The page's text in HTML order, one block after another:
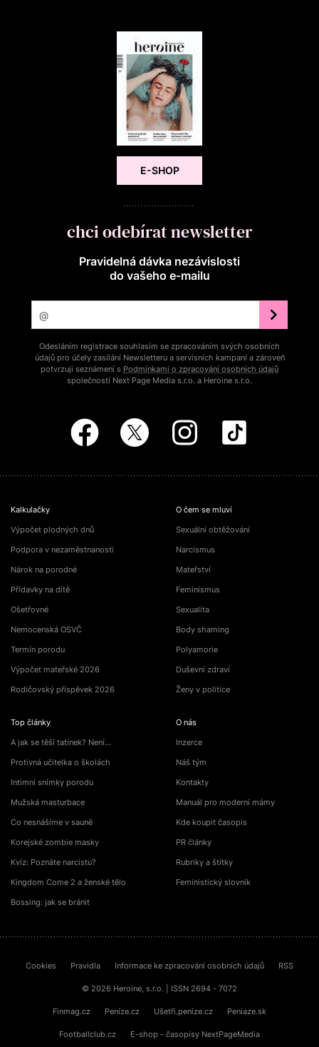
E-SHOP
chci odebírat newsletter
Pravidelná dávka nezávislosti
do vašeho e‑mailu
Odesláním registrace souhlasím se zpracováním svých osobních
údajů pro účely zasílání Newsletteru a servisních kampaní a zároveň
potvrzuji seznámení s Podmínkami o zpracování osobních údajů
společností Next Page Media s.r.o. a Heroine s.r.o.
Kalkulačky
Výpočet plodných dnů
Podpora v nezaměstnanosti
Nárok na porodné
Přídavky na dítě
Ošetřovné
Nemocenská OSVČ
Termín porodu
Výpočet mateřské 2026
Rodičovský příspěvek 2026
Top články
A jak se těší tatínek? Není…
Protivná učitelka o školách
Intimní snímky porodu
Mužská masturbace
Co nesnášíme v sauně
Korejské zombie masky
Kvíz: Poznáte narcistu?
Kingdom Come 2 a ženské tělo
Bossing: jak se bránit
O čem se mluví
Sexuální obtěžování
Narcismus
Mateřství
Feminismus
Sexualita
Body shaming
Polyamorie
Duševní zdraví
Ženy v politice
O nás
Inzerce
Náš tým
Kontakty
Manuál pro moderní mámy
Kde koupit časopis
PR články
Rubriky a štítky
Feministický slovník
Cookies Pravidla Informace ke zpracování osobních údajů RSS
© 2026 Heroine, s.r.o. | ISSN 2694 - 7072
Finmag.cz Peníze.cz Ušetři.peníze.cz Peniaze.sk
Footballclub.cz E-shop - časopisy NextPageMedia